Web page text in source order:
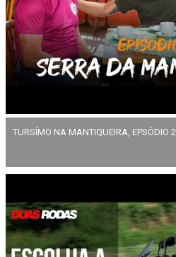
TURSÍMO NA MANTIQUEIRA, EPSÓDIO 2